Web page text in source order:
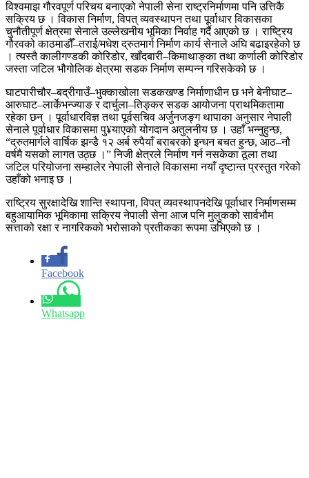
विश्वमाझ गौरवपूर्ण परिचय बनाएको नेपाली सेना राष्ट्रनिर्माणमा पनि उत्तिकै
सक्रिय छ । विकास निर्माण, विपत् व्यवस्थापन तथा पूर्वाधार विकासका
चुनौतीपूर्ण क्षेत्रमा सेनाले उल्लेखनीय भूमिका निर्वाह गर्दै आएको छ । राष्ट्रिय
गौरवको काठमाडौँ–तराई/मधेश द्रुतमार्ग निर्माण कार्य सेनाले अघि बढाइरहेको छ
। त्यस्तै कालीगण्डकी कोरिडोर, खाँदबारी–किमाथाङ्का तथा कर्णाली कोरिडोर
जस्ता जटिल भौगोलिक क्षेत्रमा सडक निर्माण सम्पन्न गरिसकेको छ ।
घाटपारीचौर–बद्रीगाउँ–भुक्काखोला सडकखण्ड निर्माणाधीन छ भने बेनीघाट–
आरुघाट–लार्केभन्ज्याङ र दार्चुला–तिङ्कर सडक आयोजना प्राथमिकतामा
रहेका छन् । पूर्वाधारविज्ञ तथा पूर्वसचिव अर्जुनजङ्ग थापाका अनुसार नेपाली
सेनाले पूर्वाधार विकासमा पु¥याएको योगदान अतुलनीय छ । उहाँ भन्नुहुन्छ,
“द्रुतमार्गले वार्षिक झन्डै १२ अर्ब रुपैयाँ बराबरको इन्धन बचत हुन्छ, आठ–नौ
वर्षमै यसको लागत उठ्छ ।” निजी क्षेत्रले निर्माण गर्न नसकेका ठूला तथा
जटिल परियोजना सम्हालेर नेपाली सेनाले विकासमा नयाँ दृष्टान्त प्रस्तुत गरेको
उहाँको भनाइ छ ।
राष्ट्रिय सुरक्षादेखि शान्ति स्थापना, विपत् व्यवस्थापनदेखि पूर्वाधार निर्माणसम्म
बहुआयामिक भूमिकामा सक्रिय नेपाली सेना आज पनि मुलुकको सार्वभौम
सत्ताको रक्षा र नागरिकको भरोसाको प्रतीकका रूपमा उभिएको छ ।
Facebook
Whatsapp